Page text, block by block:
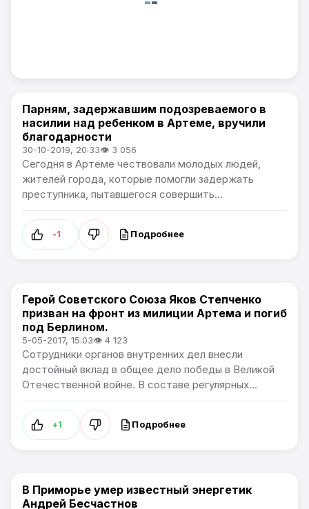
Общество
Парням, задержавшим подозреваемого в
насилии над ребенком в Артеме, вручили
благодарности
30-10-2019, 20:33👁 3 056
Сегодня в Артеме чествовали молодых людей,
жителей города, которые помогли задержать
преступника, пытавшегося совершить...
-1 Подробнее
Общество
Герой Советского Союза Яков Степченко
призван на фронт из милиции Артема и погиб
под Берлином.
5-05-2017, 15:03👁 4 123
Сотрудники органов внутренних дел внесли
достойный вклад в общее дело победы в Великой
Отечественной войне. В составе регулярных...
+1 Подробнее
Общество
В Приморье умер известный энергетик
Андрей Бесчастнов